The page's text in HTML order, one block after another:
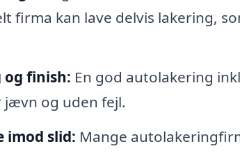
firma kan lave delvis lakering,
finish: En god autolakering
jævn og uden fejl.
imod slid: Mange